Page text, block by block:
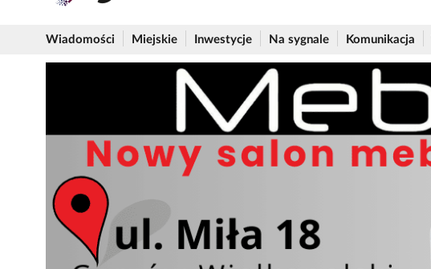
Wiadomości Miejskie Inwestycje Na sygnale Komunikacja